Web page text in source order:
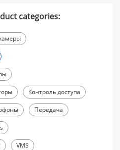
categories:
Контроль доступа
Передача
VMS